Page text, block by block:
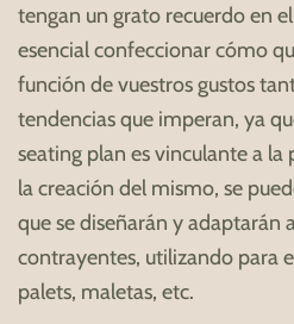
tengan un grato recuerdo en
esencial confeccionar cómo
función de vuestros gustos
tendencias que imperan, ya
seating plan es vinculante a la
la creación del mismo, se
que se diseñarán y adaptarán
contrayentes, utilizando para
palets, maletas, etc.